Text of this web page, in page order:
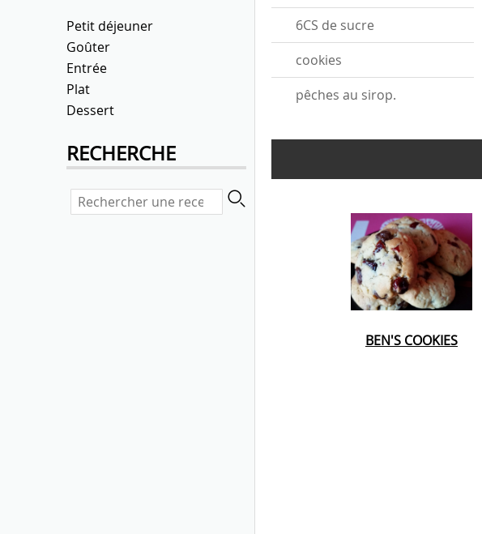
6CS de sucre
cookies
pêches au sirop.
BEN'S COOKIES
Petit déjeuner
Goûter
Entrée
Plat
Dessert
RECHERCHE